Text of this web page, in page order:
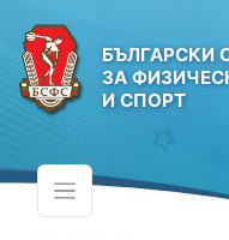
БЪЛГАРСКИ
ЗА
И СПОРТ